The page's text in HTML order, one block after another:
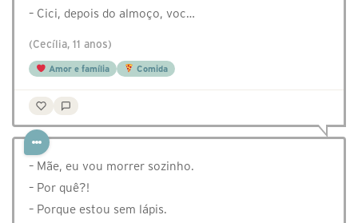
– Cici, depois do almoço, voc…
(Cecília, 11 anos)
Amor e família Comida
– Mãe, eu vou morrer sozinho.
– Por quê?!
– Porque estou sem lápis.